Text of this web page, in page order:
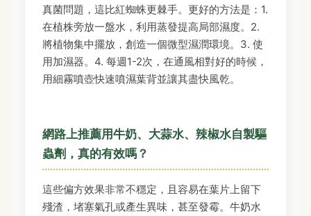
真菌問題，這比紅蜘蛛更棘手。更好的方法是：1.
在植株旁放一盤水，利用蒸發提高局部濕度。2.
將植物集中擺放，創造一個微型濕潤環境。3. 使
用加濕器。4. 每週1-2次，在通風相對好的時候，
用細霧噴壺快速噴濕葉背並讓其盡快風乾。
網路上推薦用牛奶、大蒜水、辣椒水自製驅
蟲劑，真的有效嗎？
這些偏方效果非常不穩定，且容易在葉片上留下
殘渣，堵塞氣孔或產生異味，甚至發霉。牛奶水